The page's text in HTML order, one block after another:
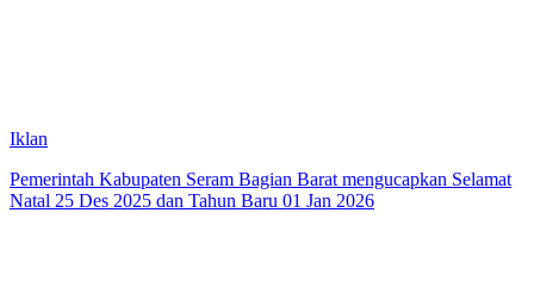
Iklan
Pemerintah Kabupaten Seram Bagian Barat mengucapkan Selamat
Natal 25 Des 2025 dan Tahun Baru 01 Jan 2026